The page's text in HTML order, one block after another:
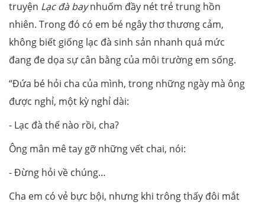
truyện Lạc đà baynhuốm đầy nét trẻ trung hồn
nhiên. Trong đó có em bé ngây thơ thương cảm,
không biết giống lạc đà sinh sản nhanh quá mức
đang đe dọa sự cân bằng của môi trường em sống.
“Đứa bé hỏi cha của mình, trong những ngày mà ông
được nghỉ, một kỳ nghỉ dài:
- Lạc đà thế nào rồi, cha?
Ông mân mê tay gỡ những vết chai, nói:
- Đừng hỏi về chúng…
Cha em có vẻ bực bội, nhưng khi trông thấy đôi mắt